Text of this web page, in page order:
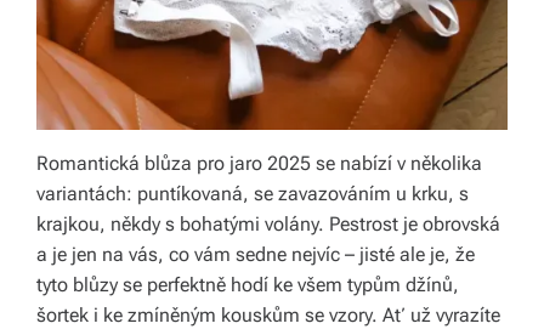
Romantická blůza pro jaro 2025 se nabízí v několika
variantách: puntíkovaná, se zavazováním u krku, s
krajkou, někdy s bohatými volány. Pestrost je obrovská
a je jen na vás, co vám sedne nejvíc – jisté ale je, že
tyto blůzy se perfektně hodí ke všem typům džínů,
šortek i ke zmíněným kouskům se vzory. Ať už vyrazíte